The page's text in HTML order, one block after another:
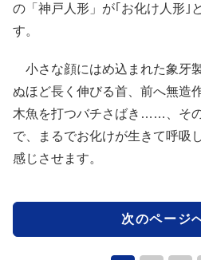
の「神戸人形」が｢お化け人形｣
す。
小さな顔にはめ込まれた象牙
ぬほど長く伸びる首、前へ無造
木魚を打つバチさばき……、そ
で、まるでお化けが生きて呼吸
感じさせます。
次のページ